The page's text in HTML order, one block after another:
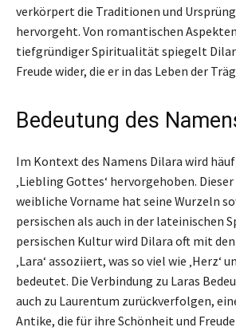
verkörpert die Traditionen und
hervorgeht. Von romantischen
tiefgründiger Spiritualität spiegelt
Freude wider, die er in das Leben der
Bedeutung des
Im Kontext des Namens Dilara wird
‚Liebling Gottes‘ hervorgehoben.
weibliche Vorname hat seine Wurzeln
persischen als auch in der lateinischen
persischen Kultur wird Dilara oft mit den
‚Lara‘ assoziiert, was so viel wie ‚Herz‘
bedeutet. Die Verbindung zu Laras
auch zu Laurentum zurückverfolgen,
Antike, die für ihre Schönheit und